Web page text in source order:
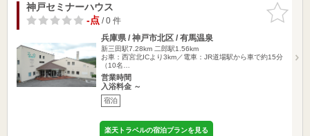
お気に入
りに追加
神戸セミナーハウス
-点/ 0 件
兵庫県 / 神戸市北区 / 有馬温泉
新三田駅7.28km 二郎駅1.56km
お車：西宮北ICより3km／電車：JR道場駅から車で約15分
（10名…
営業時間
入浴料金 ～
宿泊
楽天トラベルの宿泊プランを見る